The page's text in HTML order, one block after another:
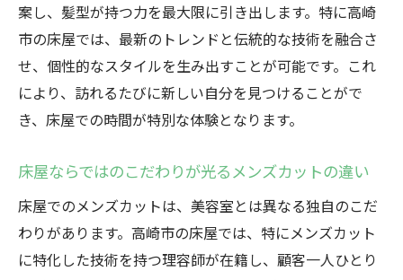
トレンドを先取りする床屋の最新カット技
術
高崎市の床屋で受ける流行最前線のメンズ
カット
床屋の最新技術で実現するトレンドヘアス
高崎市の床屋が提供する旬なヘアスタイル
最新トレンドを熟知した床屋の職人技
個性を引き出す高崎市の床屋でのメンズカット
案し、髪型が持つ力を最大限に引き出します。特に高崎
市の床屋では、最新のトレンドと伝統的な技術を融合さ
せ、個性的なスタイルを生み出すことが可能です。これ
により、訪れるたびに新しい自分を見つけることがで
き、床屋での時間が特別な体験となります。
床屋ならではのこだわりが光るメンズカットの違い
床屋でのメンズカットは、美容室とは異なる独自のこだ
わりがあります。高崎市の床屋では、特にメンズカット
に特化した技術を持つ理容師が在籍し、顧客一人ひとり